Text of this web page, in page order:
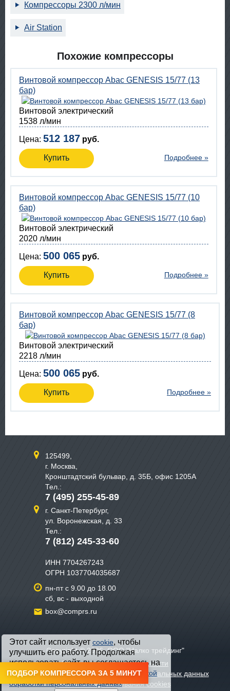
Компрессоры 2300 л/мин
Air Station
Похожие компрессоры
Винтовой компрессор Abac GENESIS 15/77 (13
бар)
Винтовой электрический
1538 л/мин
Цена: 512 187 руб.
Купить Подробнее »
Винтовой компрессор Abac GENESIS 15/77 (10
бар)
Винтовой электрический
2020 л/мин
Цена: 500 065 руб.
Купить Подробнее »
Винтовой компрессор Abac GENESIS 15/77 (8
бар)
Винтовой электрический
2218 л/мин
Цена: 500 065 руб.
Купить Подробнее »
125499,
г. Москва,
Кронштадтский бульвар, д. 35Б, офис 1205А
Тел.:
7 (495) 255-45-89
г. Санкт-Петербург,
ул. Воронежская, д. 33
Тел.:
7 (812) 245-33-60
ИНН 7704267243
ОГРН 1037704035687
пн-пт с 9.00 до 18.00
сб, вс - выходной
box@comprs.ru
Copyright © 2026, ООО "Налко трейдинг"
Политика конфиденциальности
Политика хранения и обработки персональных данных
Политика использования cookies
Этот сайт использует cookie, чтобы
улучшить его работу. Продолжая
использовать сайт, вы соглашаетесь на
обработку файлов cookie и сПолитикой
обработки персональных данных
ПОДБОР КОМПРЕССОРА ЗА 5 МИНУТ